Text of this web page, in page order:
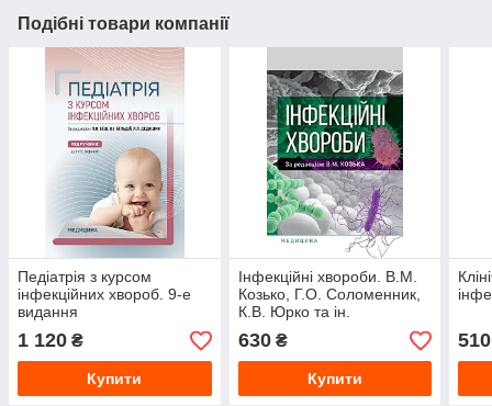
Подібні товари компанії
Педіатрія з курсом
інфекційних хвороб. 9-е
видання
1 120 ₴
Купити
Інфекційні хвороби. В.М.
Козько, Г.О. Соломенник,
К.В. Юрко та ін.
630₴
Купити
510